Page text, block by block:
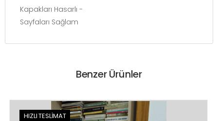
Kapakları Hasarlı -
Sayfaları Sağlam
Benzer Ürünler
HIZLI TESLİMAT